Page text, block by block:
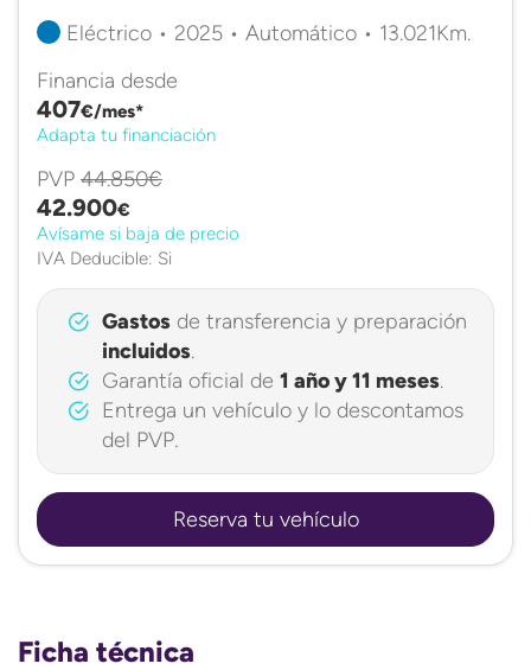
Eléctrico • 2025 • Automático • 13.021Km.
Financia desde
407€/mes*
Adapta tu financiación
PVP 44.850€
42.900€
Avísame si baja de precio
IVA Deducible: Si
Gastosde transferencia y preparación
incluidos.
Garantía oficial de 1 año y 11 meses.
Entrega un vehículo y lo descontamos
del PVP.
Reserva tu vehículo
Ficha técnica